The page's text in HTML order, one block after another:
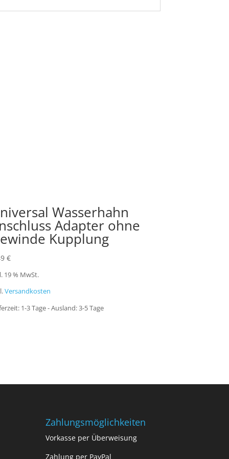
Wasserhahn
Adapter ohne
Kupplung
€
19 % MwSt.
Versandkosten
1-3 Tage - Ausland: 3-5 Tage
Zahlungsmöglichkeiten
Vorkasse per Überweisung
Zahlung per PayPal